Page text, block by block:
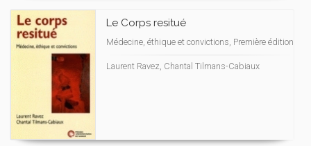
Le Corps resitué
Médecine, éthique et convictions, Première édition
Laurent Ravez, Chantal Tilmans-Cabiaux